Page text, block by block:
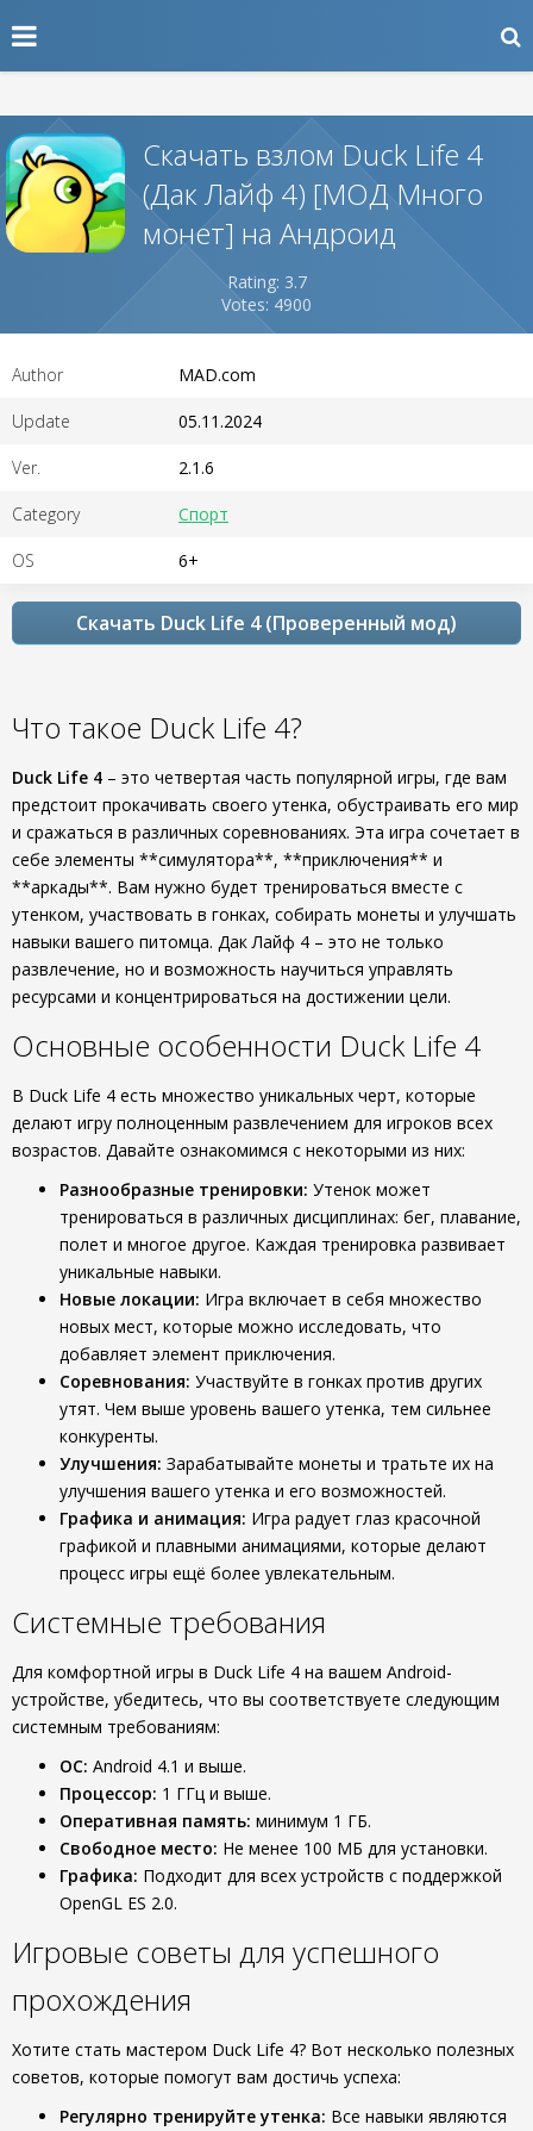
Скачать взлом Duck Life 4
(Дак Лайф 4) [МОД Много
монет] на Андроид
Rating: 3.7
Votes: 4900
Author MAD.com
Update 05.11.2024
Ver. 2.1.6
Category Спорт
OS 6+
Скачать Duck Life 4 (Проверенный мод)
Что такое Duck Life 4?
Duck Life 4 – это четвертая часть популярной игры, где вам
предстоит прокачивать своего утенка, обустраивать его мир
и сражаться в различных соревнованиях. Эта игра сочетает в
себе элементы **симулятора**, **приключения** и
**аркады**. Вам нужно будет тренироваться вместе с
утенком, участвовать в гонках, собирать монеты и улучшать
навыки вашего питомца. Дак Лайф 4 – это не только
развлечение, но и возможность научиться управлять
ресурсами и концентрироваться на достижении цели.
Основные особенности Duck Life 4
В Duck Life 4 есть множество уникальных черт, которые
делают игру полноценным развлечением для игроков всех
возрастов. Давайте ознакомимся с некоторыми из них:
Разнообразные тренировки: Утенок может
тренироваться в различных дисциплинах: бег, плавание,
полет и многое другое. Каждая тренировка развивает
уникальные навыки.
Новые локации: Игра включает в себя множество
новых мест, которые можно исследовать, что
добавляет элемент приключения.
Соревнования: Участвуйте в гонках против других
утят. Чем выше уровень вашего утенка, тем сильнее
конкуренты.
Улучшения: Зарабатывайте монеты и тратьте их на
улучшения вашего утенка и его возможностей.
Графика и анимация: Игра радует глаз красочной
графикой и плавными анимациями, которые делают
процесс игры ещё более увлекательным.
Системные требования
Для комфортной игры в Duck Life 4 на вашем Android-
устройстве, убедитесь, что вы соответствуете следующим
системным требованиям:
ОС: Android 4.1 и выше.
Процессор: 1 ГГц и выше.
Оперативная память: минимум 1 ГБ.
Свободное место: Не менее 100 МБ для установки.
Графика: Подходит для всех устройств с поддержкой
OpenGL ES 2.0.
Игровые советы для успешного
прохождения
Хотите стать мастером Duck Life 4? Вот несколько полезных
советов, которые помогут вам достичь успеха:
Регулярно тренируйте утенка: Все навыки являются